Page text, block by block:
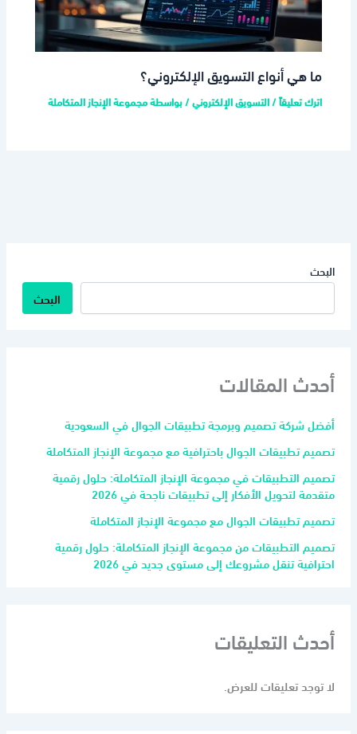
ما هي أنواع التسويق الإلكتروني؟
اترك تعليقاً/التسويق الإلكتروني/ بواسطةمجموعة الإنجاز المتكاملة
البحث
البحث
أحدث المقالات
أفضل شركة تصميم وبرمجة تطبيقات الجوال في السعودية
تصميم تطبيقات الجوال باحترافية مع مجموعة الإنجاز المتكاملة
تصميم التطبيقات في مجموعة الإنجاز المتكاملة: حلول رقمية
متقدمة لتحويل الأفكار إلى تطبيقات ناجحة في 2026
تصميم تطبيقات الجوال مع مجموعة الإنجاز المتكاملة
تصميم التطبيقات من مجموعة الإنجاز المتكاملة: حلول رقمية
احترافية تنقل مشروعك إلى مستوى جديد في 2026
أحدث التعليقات
لا توجد تعليقات للعرض.